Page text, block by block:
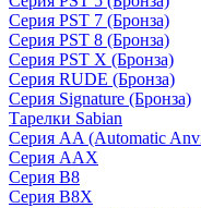
Серия PST 7 (Бронза)
Серия PST 8 (Бронза)
Серия PST X (Бронза)
Серия RUDE (Бронза)
Серия Signature (Бронза)
Тарелки Sabian
Серия AA (Automatic
Серия AAX
Серия B8
Серия B8X